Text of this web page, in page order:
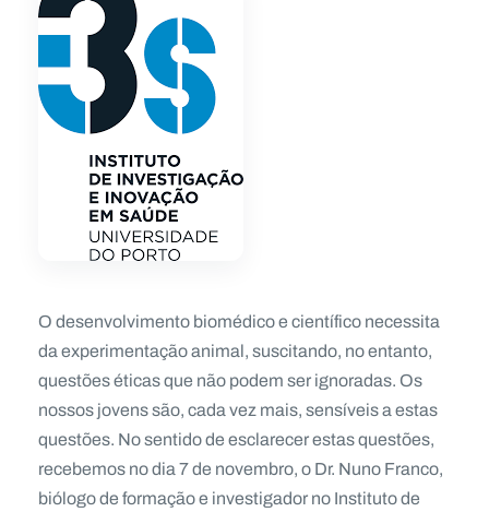
O desenvolvimento biomédico e científico necessita
da experimentação animal, suscitando, no entanto,
questões éticas que não podem ser ignoradas. Os
nossos jovens são, cada vez mais, sensíveis a estas
questões. No sentido de esclarecer estas questões,
recebemos no dia 7 de novembro, o Dr. Nuno Franco,
biólogo de formação e investigador no Instituto de